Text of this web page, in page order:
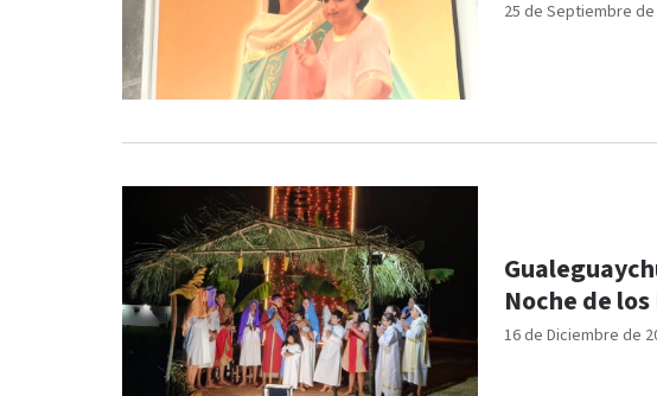
25 de Septiembre de
16 de Diciembre de
Noche de